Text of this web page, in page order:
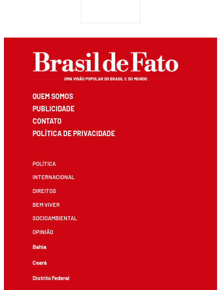
QUEM SOMOS
PUBLICIDADE
CONTATO
POLÍTICA DE PRIVACIDADE
POLÍTICA
INTERNACIONAL
DIREITOS
BEM VIVER
SOCIOAMBIENTAL
OPINIÃO
Bahia
Ceará
Distrito Federal